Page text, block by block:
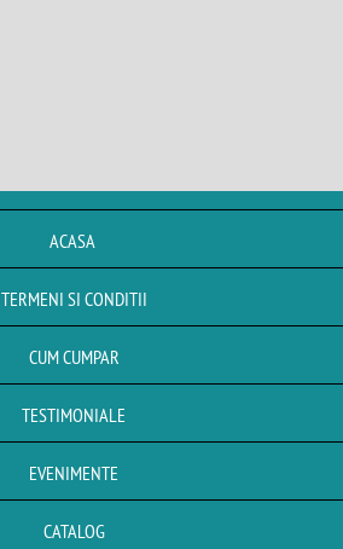
ACASA
TERMENI SI CONDITII
CUM CUMPAR
TESTIMONIALE
EVENIMENTE
CATALOG